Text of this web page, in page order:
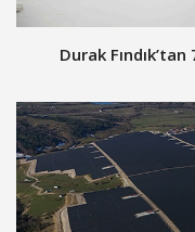
Durak